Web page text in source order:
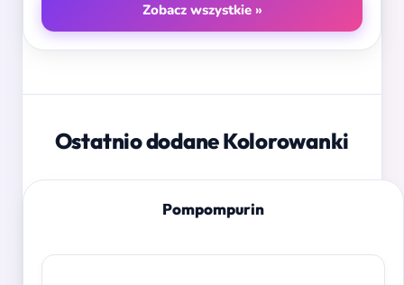
Zobacz wszystkie »
Ostatnio dodane Kolorowanki
Pompompurin